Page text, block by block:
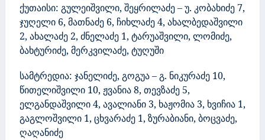
ქუთაისი: გულეიშვილი, შეყრილაძე – უ. კობახიძე 7,
ჯუღელი 6, მათნაძე 6, ჩიხლაძე 4, ახალბედაშვილი
2, ახალაძე 2, ძნელაძე 1, ტარუაშვილი, ლომიძე,
ბახტურიძე, მერკვილაძე, ტუღუში
სამტრედია: ჯანელიძე, გოგუა – გ. ნიკურაძე 10,
წითელიშვილი 10, ჟვანია 8, თევზაძე 5,
ელგანდაშვილი 4, ავალიანი 3, ხაჟომია 3, ხვიჩია 1,
გაგლოშვილი 1, ცხვარაძე 1, ზურაბიანი, ბოცვაძე,
ღაღანიძე